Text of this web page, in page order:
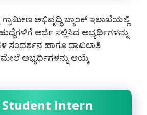
ಗ್ರಾಮೀಣ ಅಭಿವೃದ್ಧಿ ಬ್ಯಾಂಕ್ ಇಲಾಖೆಯಲ್ಲಿ
ಅರ್ಜಿ ಸಲ್ಲಿಸಿದ ಅಭ್ಯರ್ಥಿಗಳನ್ನು
ಹಾಗೂ ದಾಖಲಾತಿ
ಅಭ್ಯರ್ಥಿಗಳನ್ನು ಆಯ್ಕೆ
Student Intern